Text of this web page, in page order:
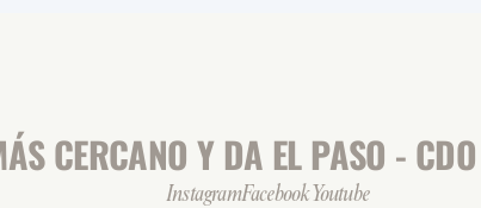
CERCANO Y DA EL PASO -
InstagramFacebookYoutube